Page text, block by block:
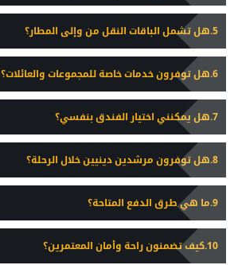
هل تشمل الباقات النقل من وإلى المطار؟
هل توفرون خدمات خاصة للمجموعات والعائلات؟
هل يمكنني اختيار الفندق بنفسي؟
هل توفرون مرشدين دينيين خلال الرحلة؟
ما هي طرق الدفع المتاحة؟
كيف تضمنون راحة وأمان المعتمرين؟